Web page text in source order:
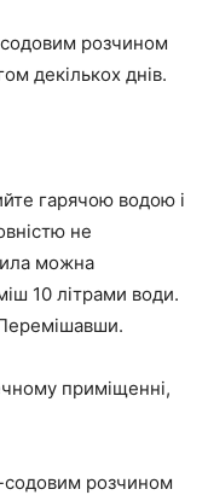
розчином
декількох днів.
гарячою водою і
не
можна
10 літрами води.
приміщенні,
содовим розчином